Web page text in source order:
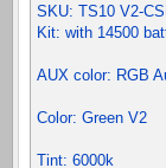
SKU: TS10 V2-
Kit: with 14500
AUX color: RGB
Color: Green V2
Tint: 6000k